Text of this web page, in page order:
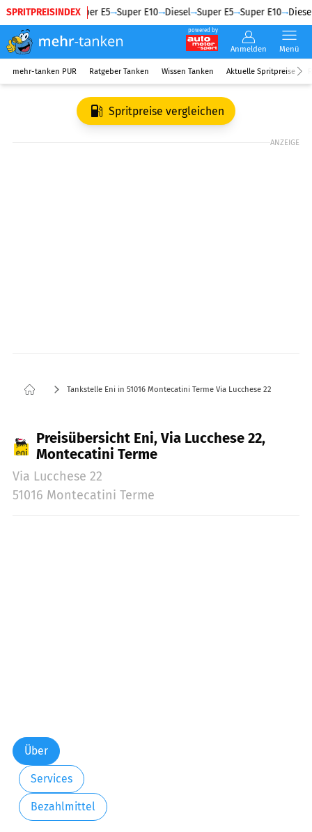
SPRITPREISINDEX
Diesel Super E5 Super E10 Diesel Super E5 Super E10 Diesel
powered by
Anmelden Menü
mehr-tanken PUR Ratgeber Tanken Wissen Tanken Aktuelle Spritpreise
Spritpreise vergleichen
ANZEIGE
Tankstelle Eni in 51016 Montecatini Terme Via Lucchese 22
Preisübersicht Eni, Via Lucchese 22,
Montecatini Terme
Via Lucchese 22
51016 Montecatini Terme
Über
Services
Bezahlmittel